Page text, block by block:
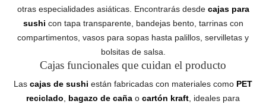
otras especialidades asiáticas. Encontrarás desde cajas para
sushi con tapa transparente, bandejas bento, tarrinas con
compartimentos, vasos para sopas hasta palillos, servilletas y
bolsitas de salsa.
Cajas funcionales que cuidan el producto
Las cajas de sushi están fabricadas con materiales como PET
reciclado
bagazo de caña o cartón kraft , ideales para